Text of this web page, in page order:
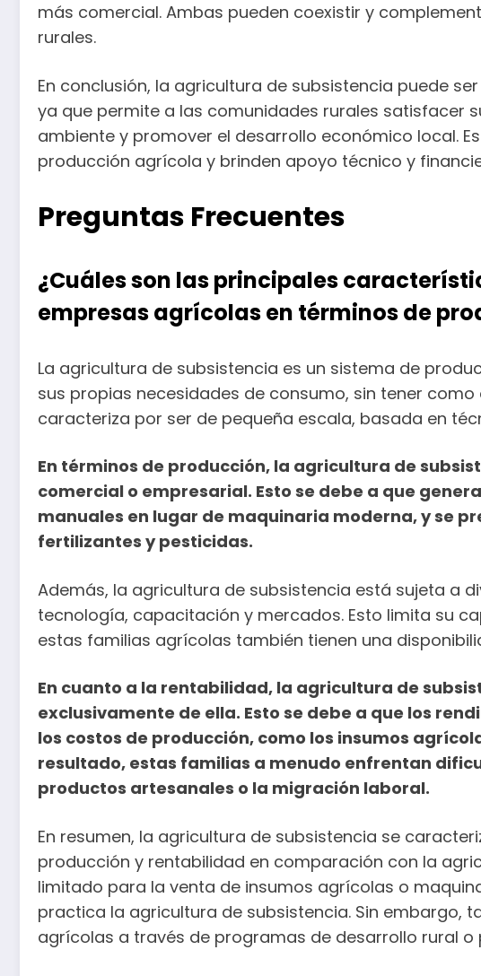
más comercial. Ambas pueden coexistir y
rurales.
En conclusión, la agricultura de subsistencia puede
ya que permite a las comunidades rurales satisfacer
ambiente y promover el desarrollo económico local.
producción agrícola y brinden apoyo técnico y
Preguntas Frecuentes
¿Cuáles son las principales
empresas agrícolas en términos de
La agricultura de subsistencia es un sistema de
sus propias necesidades de consumo, sin tener
caracteriza por ser de pequeña escala, basada en
En términos de producción, la agricultura de
comercial o empresarial. Esto se debe a que
manuales en lugar de maquinaria moderna, y se
fertilizantes y pesticidas.
Además, la agricultura de subsistencia está sujeta a
tecnología, capacitación y mercados. Esto limita su
estas familias agrícolas también tienen una
En cuanto a la rentabilidad, la agricultura de
exclusivamente de ella. Esto se debe a que los
los costos de producción, como los insumos
resultado, estas familias a menudo enfrentan
productos artesanales o la migración laboral.
En resumen, la agricultura de subsistencia se
producción y rentabilidad en comparación con la
limitado para la venta de insumos agrícolas o
practica la agricultura de subsistencia. Sin embargo,
agrícolas a través de programas de desarrollo rural